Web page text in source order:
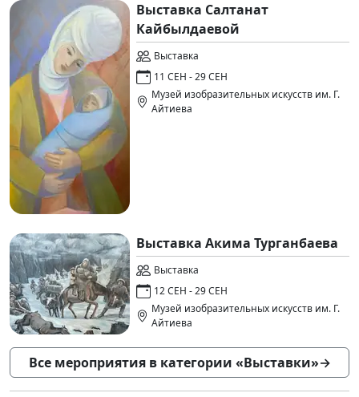
Выставка Салтанат
Кайбылдаевой
Выставка
11 СЕН - 29 СЕН
Музей изобразительных искусств им. Г.
Айтиева
Выставка Акима Турганбаева
Выставка
12 СЕН - 29 СЕН
Музей изобразительных искусств им. Г.
Айтиева
Все мероприятия в категории «Выставки»→